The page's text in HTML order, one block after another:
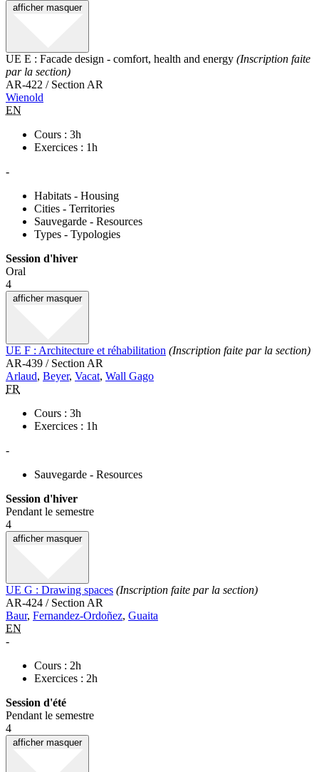
afficher masquer
UE E : Facade design - comfort, health and energy (Inscription faite
par la section)
AR-422 / Section AR
Wienold
EN
Cours : 3h
Exercices : 1h
-
Habitats - Housing
Cities - Territories
Sauvegarde - Resources
Types - Typologies
Session d'hiver
Oral
4
afficher masquer
UE F : Architecture et réhabilitation (Inscription faite par la section)
AR-439 / Section AR
Arlaud, Beyer, Vacat, Wall Gago
FR
Cours : 3h
Exercices : 1h
-
Sauvegarde - Resources
Session d'hiver
Pendant le semestre
4
afficher masquer
UE G : Drawing spaces (Inscription faite par la section)
AR-424 / Section AR
Baur, Fernandez-Ordoñez, Guaita
EN
-
Cours : 2h
Exercices : 2h
Session d'été
Pendant le semestre
4
afficher masquer